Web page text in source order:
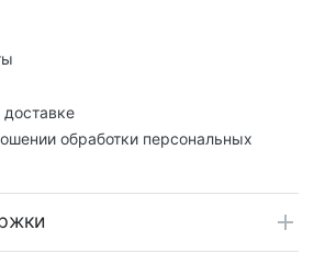
обработки персональных